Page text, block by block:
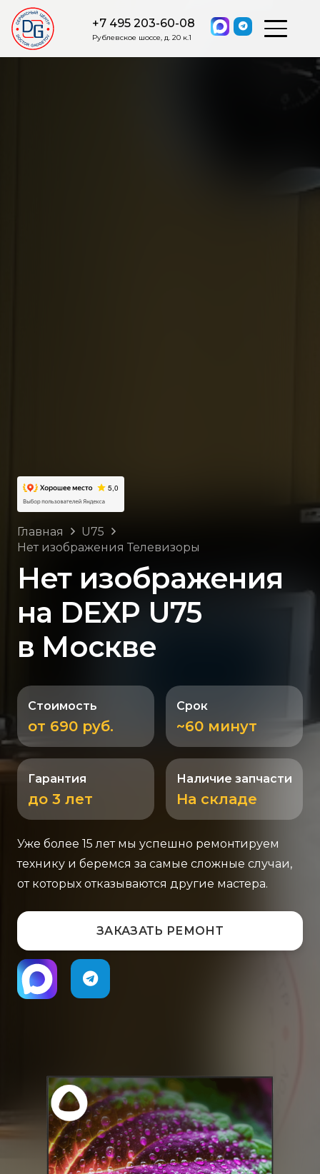
+7 495 203-60-08
Рублевское шоссе, д. 20 к.1
Главная
U75
Нет изображения Телевизоры
Нет изображения
на DEXP U75
в Москве
Стоимость
от 690 руб.
Срок
~60 минут
Гарантия
до 3 лет
Наличие запчасти
На складе
Уже более 15 лет мы успешно ремонтируем
технику и беремся за самые сложные случаи,
от которых отказываются другие мастера.
ЗАКАЗАТЬ РЕМОНТ